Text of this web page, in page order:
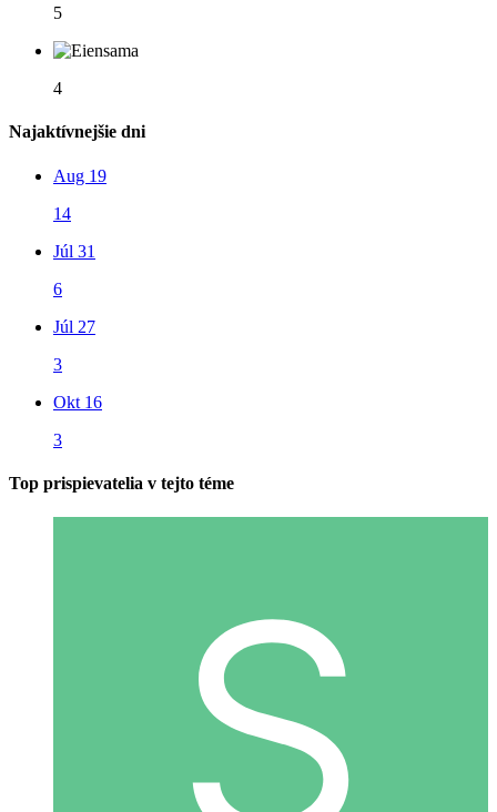
5
4
Najaktívnejšie dni
Aug 19
14
Júl 31
6
Júl 27
3
Okt 16
3
Top prispievatelia v tejto téme